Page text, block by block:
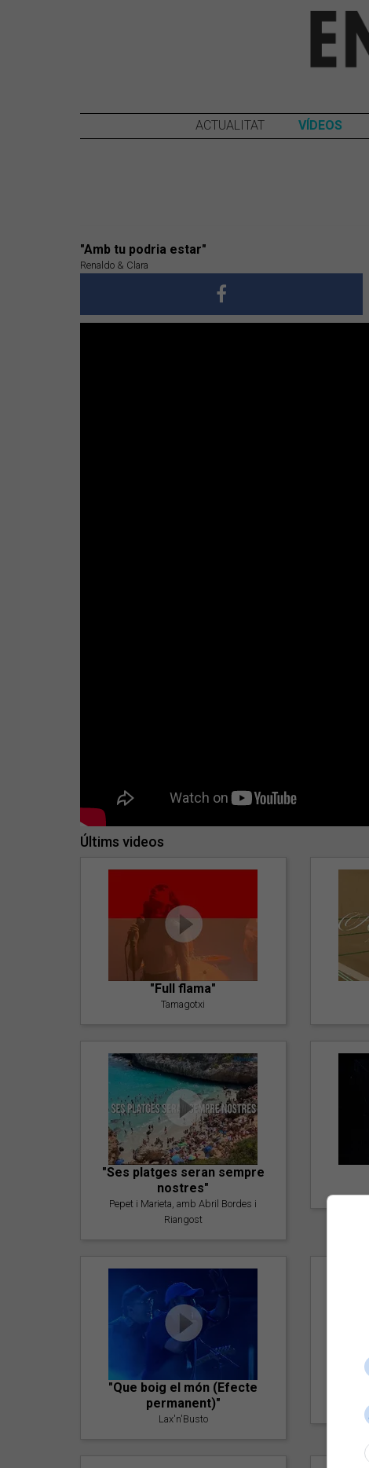
ACTUALITAT VÍDEOS
"Amb tu podria estar"
Renaldo & Clara
Últims videos
"Full flama"
Tamagotxi
"Ses platges seran sempre
nostres"
Pepet i Marieta, amb Abril Bordes i
Riangost
"Que boig el món (Efecte
permanent)"
Lax'n'Busto